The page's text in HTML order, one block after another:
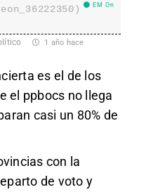
EM On
1 año hace
es el de los
el ppbocs no llega
casi un 80% de
con la
de voto y